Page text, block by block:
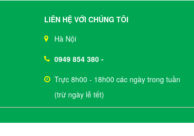
LIÊN HỆ VỚI CHÚNG TÔI
Hà Nội
0949 854 380 -
Trực 8h00 - 18h00 các ngày trong tuần
(trừ ngày lễ tết)